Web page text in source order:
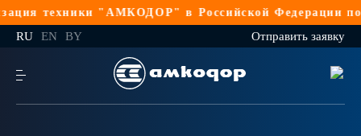
техники "АМКОДОР" в Российской Федерации по
RU EN BY Отправить заявку